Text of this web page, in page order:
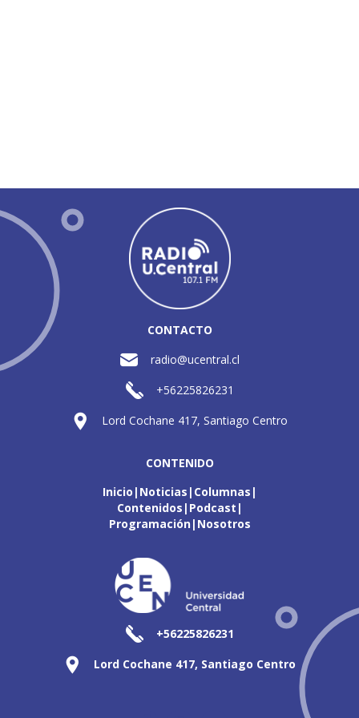
CONTACTO
radio@ucentral.cl
+56225826231
Lord Cochane 417, Santiago Centro
CONTENIDO
Inicio Noticias Columnas
Contenidos Podcast
Programación Nosotros
+56225826231
Lord Cochane 417, Santiago Centro